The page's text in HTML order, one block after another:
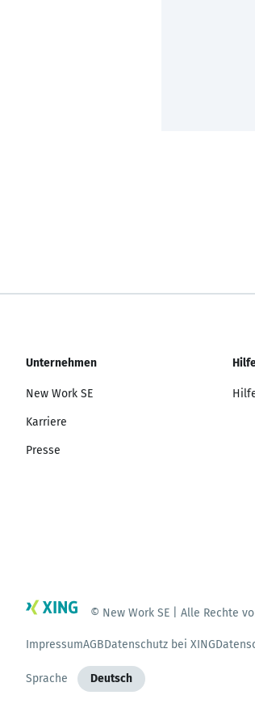
Unternehmen
New Work SE
Karriere
Presse
© New Work SE | Alle Rechte
ImpressumAGBDatenschutz bei XING
Sprache Deutsch